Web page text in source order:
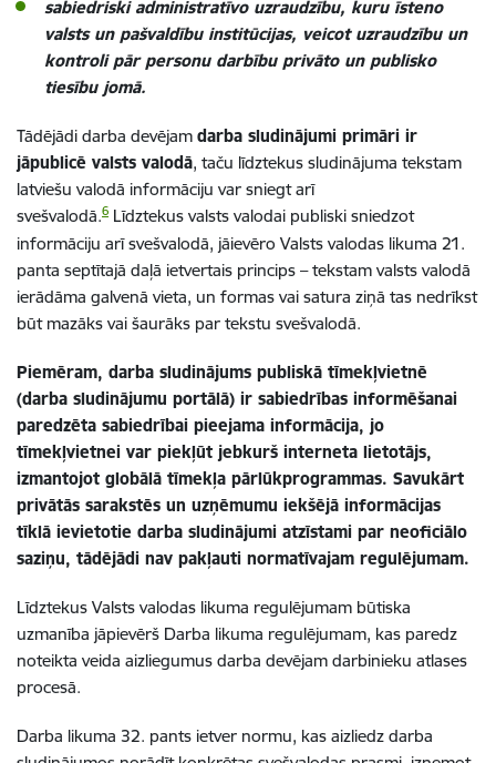
sabiedriski administratīvo uzraudzību, kuru īsteno
valsts un pašvaldību institūcijas, veicot uzraudzību un
kontroli pār personu darbību privāto un publisko
tiesību jomā.
Tādējādi darba devējam darba sludinājumi primāri ir
jāpublicē valsts valodā, taču līdztekus sludinājuma tekstam
latviešu valodā informāciju var sniegt arī
svešvalodā.6 Līdztekus valsts valodai publiski sniedzot
informāciju arī svešvalodā, jāievēro Valsts valodas likuma 21.
panta septītajā daļā ietvertais princips – tekstam valsts valodā
ierādāma galvenā vieta, un formas vai satura ziņā tas nedrīkst
būt mazāks vai šaurāks par tekstu svešvalodā.
Piemēram, darba sludinājums publiskā tīmekļvietnē
(darba sludinājumu portālā) ir sabiedrības informēšanai
paredzēta sabiedrībai pieejama informācija, jo
tīmekļvietnei var piekļūt jebkurš interneta lietotājs,
izmantojot globālā tīmekļa pārlūkprogrammas. Savukārt
privātās sarakstēs un uzņēmumu iekšējā informācijas
tīklā ievietotie darba sludinājumi atzīstami par neoficiālo
saziņu, tādējādi nav pakļauti normatīvajam regulējumam.
Līdztekus Valsts valodas likuma regulējumam būtiska
uzmanība jāpievērš Darba likuma regulējumam, kas paredz
noteikta veida aizliegumus darba devējam darbinieku atlases
procesā.
Darba likuma 32. pants ietver normu, kas aizliedz darba